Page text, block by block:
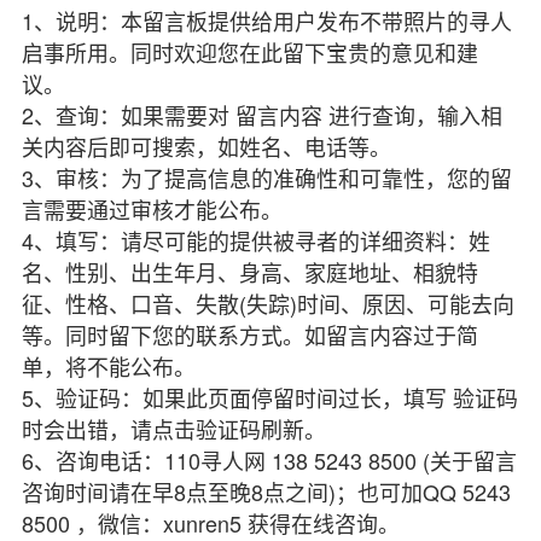
1、说明：本留言板提供给用户发布不带照片的寻人
启事所用。同时欢迎您在此留下宝贵的意见和建
议。
2、查询：如果需要对 留言内容 进行查询，输入相
关内容后即可搜索，如姓名、电话等。
3、审核：为了提高信息的准确性和可靠性，您的留
言需要通过审核才能公布。
4、填写：请尽可能的提供被寻者的详细资料：姓
名、性别、出生年月、身高、家庭地址、相貌特
征、性格、口音、失散(失踪)时间、原因、可能去向
等。同时留下您的联系方式。如留言内容过于简
单，将不能公布。
5、验证码：如果此页面停留时间过长，填写 验证码
时会出错，请点击验证码刷新。
6、咨询电话：110寻人网 138 5243 8500 (关于留言
咨询时间请在早8点至晚8点之间)；也可加QQ 5243
8500 ，微信：xunren5 获得在线咨询。